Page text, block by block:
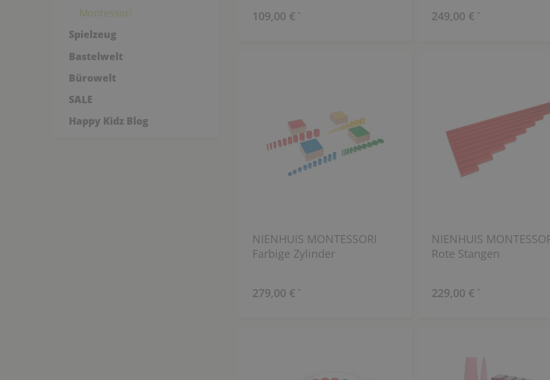
Montessori
Spielzeug
Bastelwelt
Bürowelt
SALE
Happy Kidz Blog
109,00 € * 249,00 € *
NIENHUIS MONTESSORI
Farbige Zylinder
279,00 € *
NIENHUIS
Rote Stangen
229,00 € *